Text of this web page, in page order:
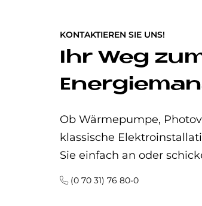
KONTAKTIEREN SIE UNS!
Ihr Weg
Ob Wärmepumpe,
klassische
Sie einfach an oder
(0 70 31) 76 80-0